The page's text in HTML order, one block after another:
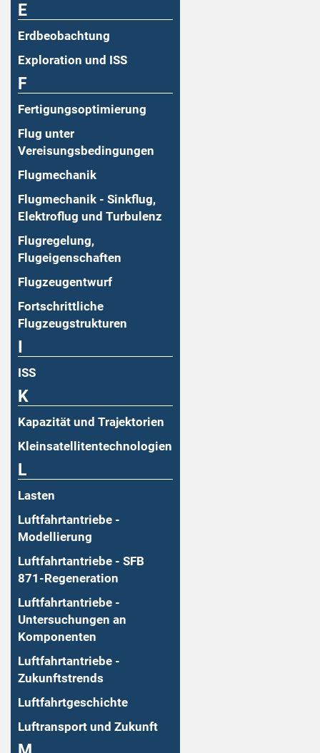
E
Erdbeobachtung
Exploration und ISS
F
Fertigungsoptimierung
Flug unter
Vereisungsbedingungen
Flugmechanik
Flugmechanik - Sinkflug,
Elektroflug und Turbulenz
Flugregelung,
Flugeigenschaften
Flugzeugentwurf
Fortschrittliche
Flugzeugstrukturen
ISS
K
Kapazität und Trajektorien
Kleinsatellitentechnologien
L
Lasten
Luftfahrtantriebe -
Modellierung
Luftfahrtantriebe - SFB
871-Regeneration
Luftfahrtantriebe -
Untersuchungen an
Komponenten
Luftfahrtantriebe -
Zukunftstrends
Luftfahrtgeschichte
Luftransport und Zukunft